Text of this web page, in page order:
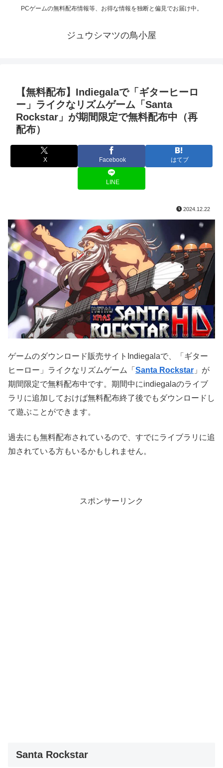
PCゲームの無料配布情報等、お得な情報を独断と偏見でお届け中。
ジュウシマツの鳥小屋
【無料配布】Indiegalaで「ギターヒーロ
ー」ライクなリズムゲーム「Santa
Rockstar」が期間限定で無料配布中（再
配布）
X Facebook はてブ
LINE
2024.12.22
ゲームのダウンロード販売サイトIndiegalaで、「ギター
ヒーロー」ライクなリズムゲーム「 Santa Rockstar 」が
期間限定で無料配布中です。期間中にindiegalaのライブ
ラリに追加しておけば無料配布終了後でもダウンロードし
て遊ぶことができます。
過去にも無料配布されているので、すでにライブラリに追
加されている方もいるかもしれません。
スポンサーリンク
Santa Rockstar